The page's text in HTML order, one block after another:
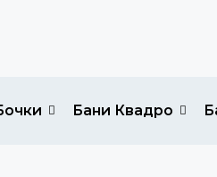
Бани Квадро